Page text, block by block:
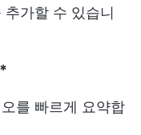
가할 수 있습니
를 빠르게 요약합